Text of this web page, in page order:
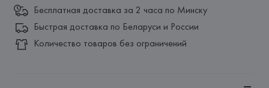
Бесплатная доставка за 2 часа по Минску
Быстрая доставка по Беларуси и России
Количество товаров без ограничений